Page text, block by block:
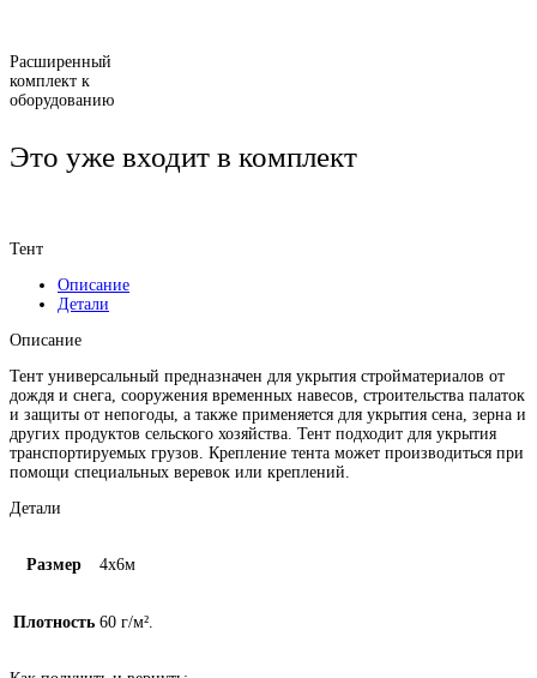
Расширенный
комплект к
оборудованию
Это уже входит в комплект
Тент
Описание
Детали
Описание
Тент универсальный предназначен для укрытия стройматериалов от
дождя и снега, сооружения временных навесов, строительства палаток
и защиты от непогоды, а также применяется для укрытия сена, зерна и
других продуктов сельского хозяйства. Тент подходит для укрытия
транспортируемых грузов. Крепление тента может производиться при
помощи специальных веревок или креплений.
Детали
Размер 4х6м
Плотность 60 г/м².